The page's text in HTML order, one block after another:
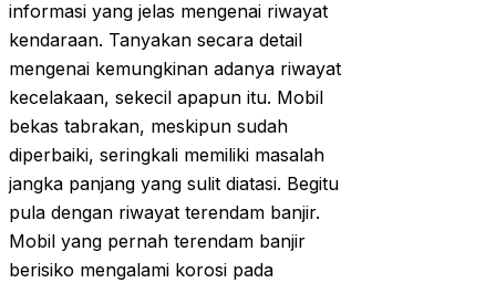
informasi yang jelas mengenai riwayat
kendaraan. Tanyakan secara detail
mengenai kemungkinan adanya riwayat
kecelakaan, sekecil apapun itu. Mobil
bekas tabrakan, meskipun sudah
diperbaiki, seringkali memiliki masalah
jangka panjang yang sulit diatasi. Begitu
pula dengan riwayat terendam banjir.
Mobil yang pernah terendam banjir
berisiko mengalami korosi pada